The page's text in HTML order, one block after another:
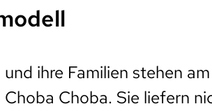
ihre Familien stehen
Choba. Sie liefern